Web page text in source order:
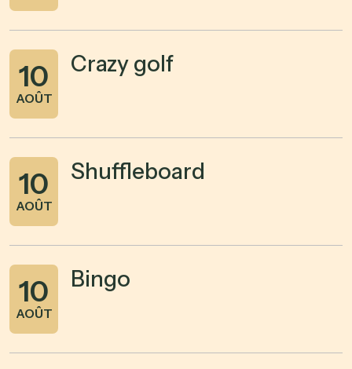
10
AOÛT
Crazy golf
10
AOÛT
Shuffleboard
10
AOÛT
Bingo